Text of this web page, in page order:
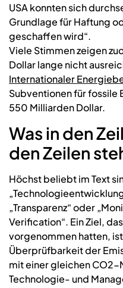
USA konnten sich
Grundlage für Haftung
geschaffen wird“.
Viele Stimmen zeigen
Dollar lange nicht
Internationaler
Subventionen für fossile
550 Milliarden Dollar.
Was in den
den Zeilen
Höchst beliebt im Text
„Transparenz“ oder
Verification“. Ein Ziel,
vorgenommen hatten,
Überprüfbarkeit der
mit einer gleichen CO2-
Technologie- und